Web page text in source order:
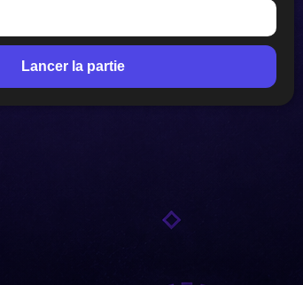
Lancer la partie